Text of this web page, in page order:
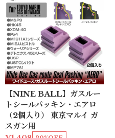
【NINE BALL】ガスルー
トシールパッキン・エアロ
（2個入り） 東京マルイ ガ
スガン用